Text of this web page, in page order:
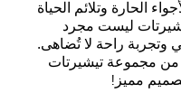
الحارة وتلائم الحياة
ليست مجرد
راحة لا تُضاهى.
من مجموعة تيشيرتات
مميز!